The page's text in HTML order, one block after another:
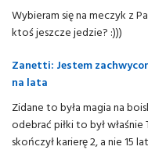
Wybieram się na meczyk z
ktoś jeszcze jedzie? :)))
Zanetti: Jestem
na lata
Zidane to była magia na
odebrać piłki to był
skończył karierę 2, a nie 15